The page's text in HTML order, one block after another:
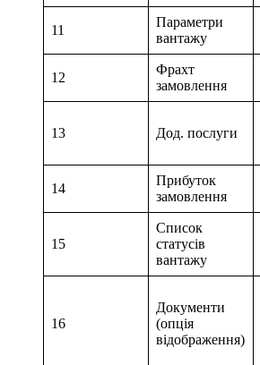
11
Параметри
вантажу
12
Фрахт
замовлення
13 Дод. послуги
14
Прибуток
замовлення
15
Список
статусів
вантажу
16
Документи
(опція
відображення)